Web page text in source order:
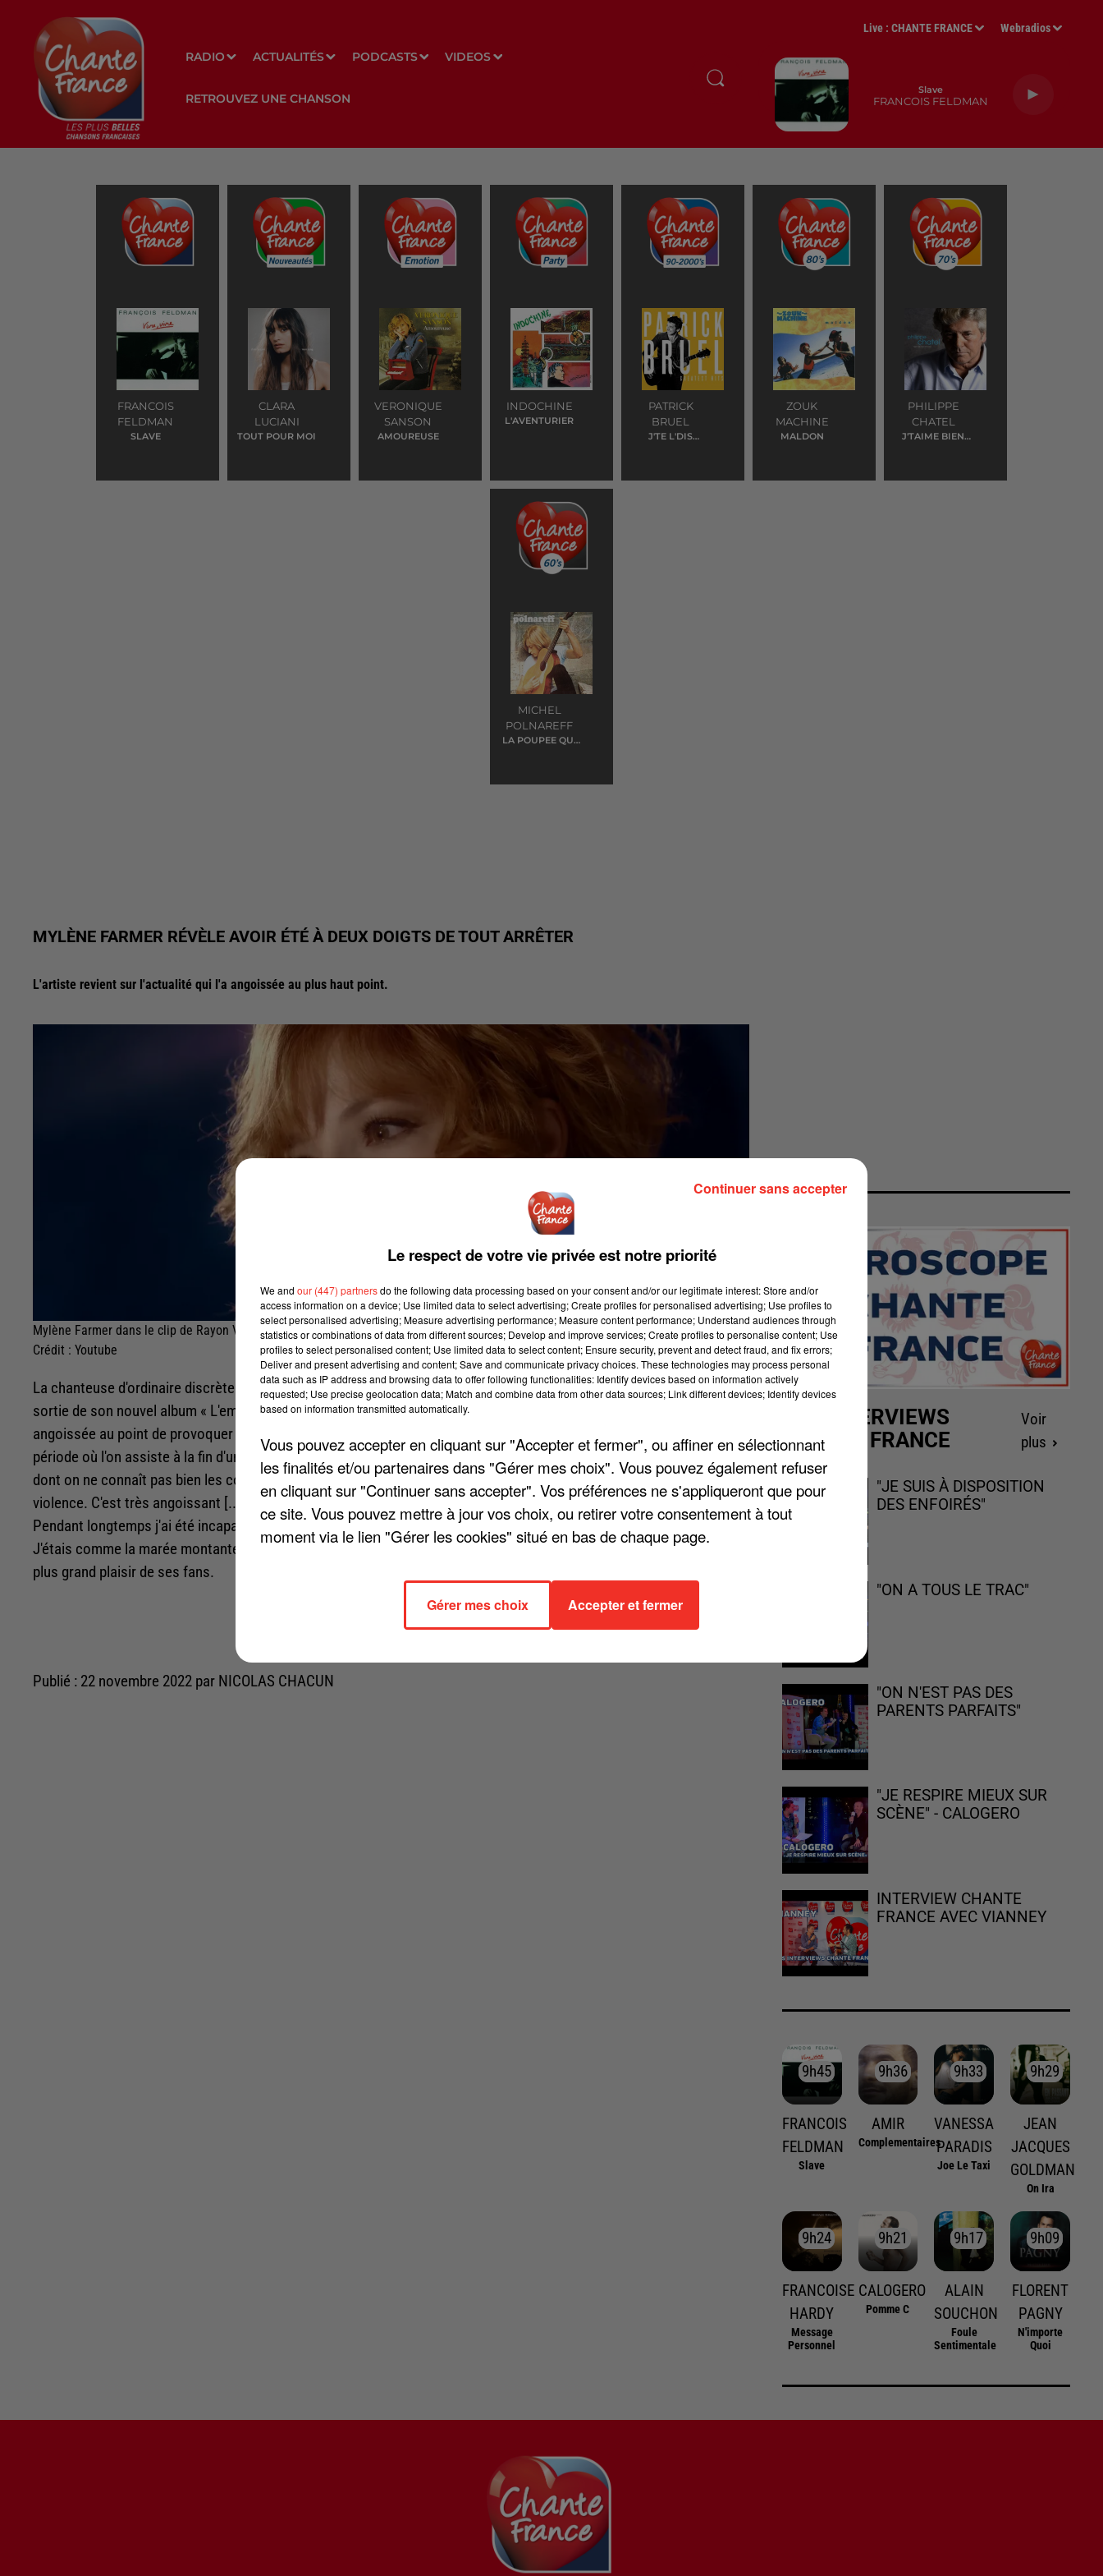
RADIO ACTUALITÉS PODCASTS VIDEOS
RETROUVEZ UNE CHANSON
Live :CHANTE FRANCE Webradios
Slave
FRANCOIS FELDMAN
FRANCOIS
FELDMAN
SLAVE
CLARA
LUCIANI
TOUT POUR MOI
VERONIQUE
SANSON
AMOUREUSE
INDOCHINE
L'AVENTURIER
PATRICK
BRUEL
J'TE L'DIS
ZOUK
MACHINE
MALDON
PHILIPPE
CHATEL
J'TAIME BIEN
MICHEL
POLNAREFF
LA POUPEE QUI
MYLÈNE FARMER RÉVÈLE AVOIR ÉTÉ À DEUX DOIGTS DE TOUT ARRÊTER
L'artiste revient sur l'actualité qui l'a angoissée au plus haut point.
Mylène Farmer dans le clip de Rayon Vert
Crédit : Youtube
La chanteuse d'ordinaire discrète a toutefois accordé une longue interview au Journal du Dimanche, à l'occasion de la
sortie de son nouvel album « L'emprise », prévue pour le vendredi 25 novembre. Elle revient sur l'actualité qui l'a
angoissée au point de provoquer chez elle une panne sèche d'inspiration : « Difficile de ne pas être sidérée par cette
période où l'on assiste à la fin d'un monde... Cela crée un grand vide et un chaos mental. Un monde nouveau se profile
dont on ne connaît pas bien les contours. La seule certitude c'est que le passage [...] risque de se faire dans la
violence. C'est très angoissant [...] Il y a cette question existentielle : qu'est-ce qui est important dans ma vie ?
Pendant longtemps j'ai été incapable d'écrire un seul mot. Je pensais tout arrêter. Puis c'est arrivé d'un seul coup.
J'étais comme la marée montante ». Finalement, Mylène Farmer semble avoir retrouvé la paix et l'inspiration... pour le
plus grand plaisir de ses fans.
Publié : 22 novembre 2022 par NICOLAS CHACUN
LES INTERVIEWS
CHANTE FRANCE
Voir
plus
"JE SUIS À DISPOSITION
DES ENFOIRÉS"
"ON A TOUS LE TRAC"
"ON N'EST PAS DES
PARENTS PARFAITS"
"JE RESPIRE MIEUX SUR
SCÈNE" - CALOGERO
INTERVIEW CHANTE
FRANCE AVEC VIANNEY
9h45
9h45
FRANCOIS
FELDMAN
Slave
9h36
9h36
AMIR
Complementaires
9h33
9h33
VANESSA
PARADIS
Joe Le Taxi
9h29
9h29
JEAN
JACQUES
GOLDMAN
On Ira
9h24
9h24
FRANCOISE
HARDY
Message
Personnel
9h21
9h21
CALOGERO
Pomme C
9h17
9h17
ALAIN
SOUCHON
Foule
Sentimentale
9h09
9h09
FLORENT
PAGNY
N'importe
Quoi
Le respect de votre vie privée est notre priorité
We and our (447) partnersdo the following data processing based on your consent and/or our legitimate interest: Store and/or
access information on a device; Use limited data to select advertising; Create profiles for personalised advertising; Use profiles to
select personalised advertising; Measure advertising performance; Measure content performance; Understand audiences through
statistics or combinations of data from different sources; Develop and improve services; Create profiles to personalise content; Use
profiles to select personalised content; Use limited data to select content; Ensure security, prevent and detect fraud, and fix errors;
Deliver and present advertising and content; Save and communicate privacy choices. These technologies may process personal
data such as IP address and browsing data to offer following functionalities: Identify devices based on information actively
requested; Use precise geolocation data; Match and combine data from other data sources; Link different devices; Identify devices
based on information transmitted automatically.
Vous pouvez accepter en cliquant sur "Accepter et fermer", ou affiner en sélectionnant
les finalités et/ou partenaires dans "Gérer mes choix". Vous pouvez également refuser
en cliquant sur "Continuer sans accepter". Vos préférences ne s'appliqueront que pour
ce site. Vous pouvez mettre à jour vos choix, ou retirer votre consentement à tout
moment via le lien "Gérer les cookies" situé en bas de chaque page.
Gérer mes choix Accepter et fermer
Continuer sans accepter